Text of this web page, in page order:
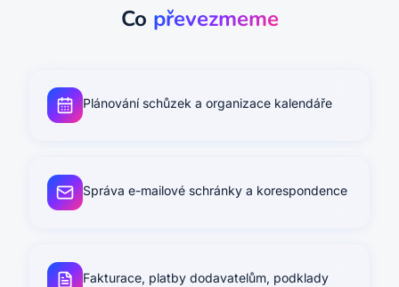
Co převezmeme
Plánování schůzek a organizace kalendáře
Správa e-mailové schránky a korespondence
Fakturace, platby dodavatelům, podklady